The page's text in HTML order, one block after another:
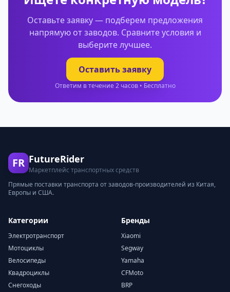
Оставьте заявку — подберем предложения
напрямую от заводов. Сравните условия и
выберите лучшее.
Оставить заявку
Ответим в течение 2 часов • Бесплатно
FR FutureRider
Маркетплейс транспортных средств
Прямые поставки транспорта от заводов-производителей из Китая,
Европы и США.
Категории
Электротранспорт
Мотоциклы
Велосипеды
Квадроциклы
Снегоходы
Бренды
Xiaomi
Segway
Yamaha
CFMoto
BRP